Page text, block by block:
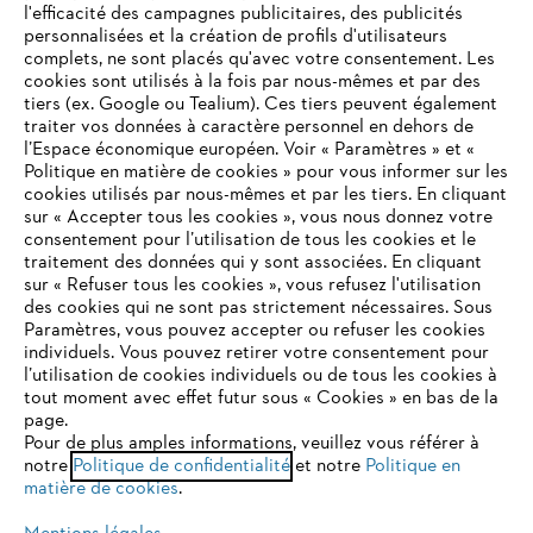
L'Entreprise
STIHL FAQ
Contact
Politique de protection des données
Mentions légales Utilisation des cookies
VOTRE NAVIGATEUR INTERNET
N'EST PLUS PRIS EN CHARGE
Vous utilisez un navigateur Internet que nous ne prenons plus
en charge, et certaines fonctionnalités de notre site ne
peuvent fonctionner correctement. Pour une utilisation
optimale de notre site, nous vous recommandons de passer à
l'un des navigateurs suivants :
l'efficacité des campagnes publicitaires, des publicités
personnalisées et la création de profils d'utilisateurs
complets, ne sont placés qu'avec votre consentement. Les
cookies sont utilisés à la fois par nous-mêmes et par des
tiers (ex. Google ou Tealium). Ces tiers peuvent également
traiter vos données à caractère personnel en dehors de
l’Espace économique européen. Voir « Paramètres » et «
Politique en matière de cookies » pour vous informer sur les
cookies utilisés par nous-mêmes et par les tiers. En cliquant
sur « Accepter tous les cookies », vous nous donnez votre
consentement pour l’utilisation de tous les cookies et le
traitement des données qui y sont associées. En cliquant
sur « Refuser tous les cookies », vous refusez l'utilisation
des cookies qui ne sont pas strictement nécessaires. Sous
Paramètres, vous pouvez accepter ou refuser les cookies
individuels. Vous pouvez retirer votre consentement pour
l’utilisation de cookies individuels ou de tous les cookies à
tout moment avec effet futur sous « Cookies » en bas de la
page.
Pour de plus amples informations, veuillez vous référer à
notre Politique de confidentialitéet notre Politique en
matière de cookies.